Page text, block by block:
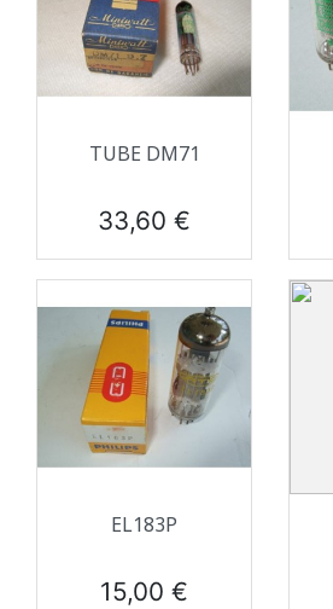
TUBE DM71
Prix
33,60 €
EL183P
Prix
15,00 €